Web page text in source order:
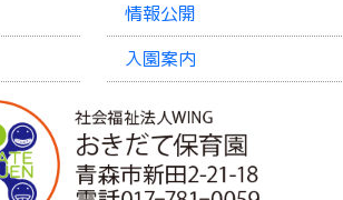
情報公開
入園案内